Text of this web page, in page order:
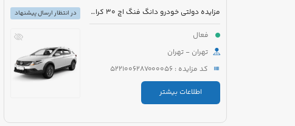
مزایده دولتی خودرو دانگ فنگ اچ 30 کراس H30-TU5 مدل 1396 رنگ سفید
فعال
تهران - تهران
کد مزایده : 5221006287000056
اطلاعات بیشتر
در انتظار ارسال پیشنهاد